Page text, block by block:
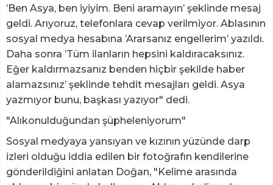
’Ben Asya, ben iyiyim. Beni aramayın’ şeklinde mesaj
geldi. Arıyoruz, telefonlara cevap verilmiyor. Ablasının
sosyal medya hesabına ’Ararsanız engellerim’ yazıldı.
Daha sonra ’Tüm ilanların hepsini kaldıracaksınız.
Eğer kaldırmazsanız benden hiçbir şekilde haber
alamazsınız’ şeklinde tehdit mesajları geldi. Asya
yazmıyor bunu, başkası yazıyor" dedi.
"Alıkonulduğundan şüpheleniyorum"
Sosyal medyaya yansıyan ve kızının yüzünde darp
izleri olduğu iddia edilen bir fotoğrafın kendilerine
gönderildiğini anlatan Doğan, "Kelime arasında